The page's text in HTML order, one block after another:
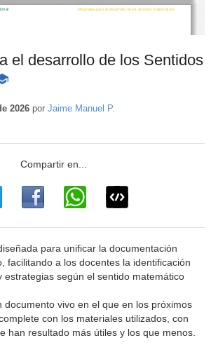
el desarrollo de los Sentidos
2026por Jaime Manuel P.
para unificar la documentación
facilitando a los docentes la identificación
estrategias según el sentido matemático
documento vivo en el que en los próximos
con los materiales utilizados, con
han resultado más útiles y los que menos.